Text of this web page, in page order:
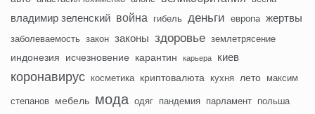
владимир зеленский война гибель деньги европа жертвы
заболеваемость закон законы здоровье землетрясение
индонезия исчезновение карантин карьера киев
коронавирус косметика криптовалюта кухня лето максим
степанов мебель мода одяг пандемия парламент польша